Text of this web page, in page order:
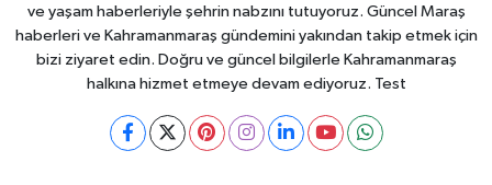
ve yaşam haberleriyle şehrin nabzını tutuyoruz. Güncel Maraş
haberleri ve Kahramanmaraş gündemini yakından takip etmek için
bizi ziyaret edin. Doğru ve güncel bilgilerle Kahramanmaraş
halkına hizmet etmeye devam ediyoruz. Test